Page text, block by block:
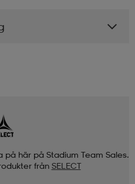
här på Stadium Team Sales.
från SELECT